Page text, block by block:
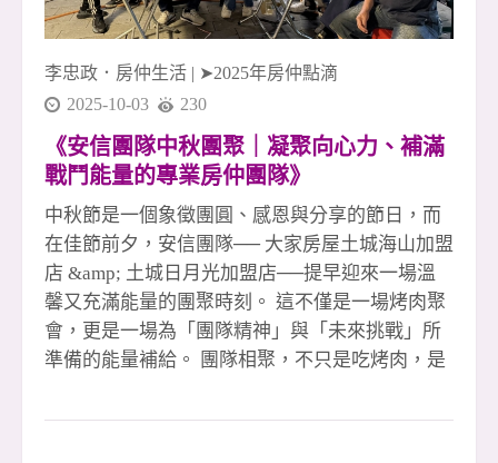
夥伴互助合作 #大家房屋土城海山店 #大家房屋土
城日月光店 #五泰社宅代租代管 #安信團隊 #李忠
政大家房
李忠政．房仲生活 | ➤2025年房仲點滴
2025-10-03
230
《安信團隊中秋團聚｜凝聚向心力、補滿
戰鬥能量的專業房仲團隊》
中秋節是一個象徵團圓、感恩與分享的節日，而
在佳節前夕，安信團隊── 大家房屋土城海山加盟
店 &amp; 土城日月光加盟店──提早迎來一場溫
馨又充滿能量的團聚時刻。 這不僅是一場烤肉聚
會，更是一場為「團隊精神」與「未來挑戰」所
準備的能量補給。 團隊相聚，不只是吃烤肉，是
著歡笑與對話，讓每位夥伴都放下忙碌的行程，